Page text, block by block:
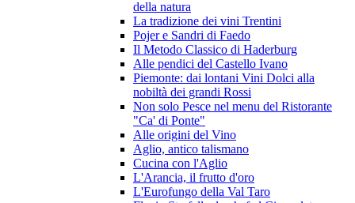
della natura
La tradizione dei vini Trentini
Pojer e Sandri di Faedo
Il Metodo Classico di Haderburg
Alle pendici del Castello Ivano
Piemonte: dai lontani Vini Dolci alla
nobiltà dei grandi Rossi
Non solo Pesce nel menu del Ristorante
"Ca' di Ponte"
Alle origini del Vino
Aglio, antico talismano
Cucina con l'Aglio
L'Arancia, il frutto d'oro
L'Eurofungo della Val Taro